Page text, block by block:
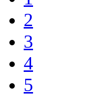
2
3
4
5